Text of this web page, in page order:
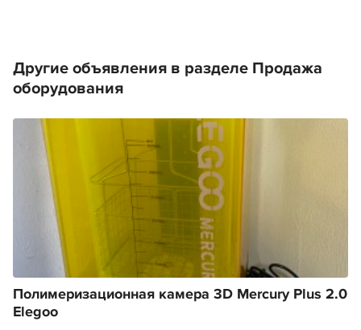
Другие объявления в разделе Продажа
оборудования
Полимеризационная камера 3D Mercury Plus 2.0
Elegoo